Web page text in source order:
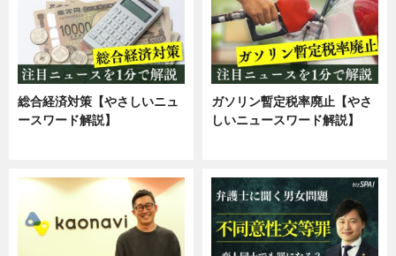
総合経済対策【やさしいニュ
ースワード解説】
ガソリン暫定税率廃止【やさ
しいニュースワード解説】